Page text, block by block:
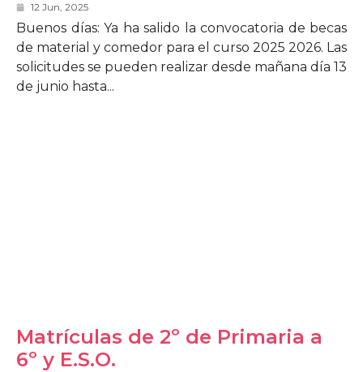
12 Jun, 2025
Buenos días: Ya ha salido la convocatoria de becas
de material y comedor para el curso 2025 2026. Las
solicitudes se pueden realizar desde mañana día 13
de junio hasta...
Matrículas de 2º de Primaria a
6º y E.S.O.